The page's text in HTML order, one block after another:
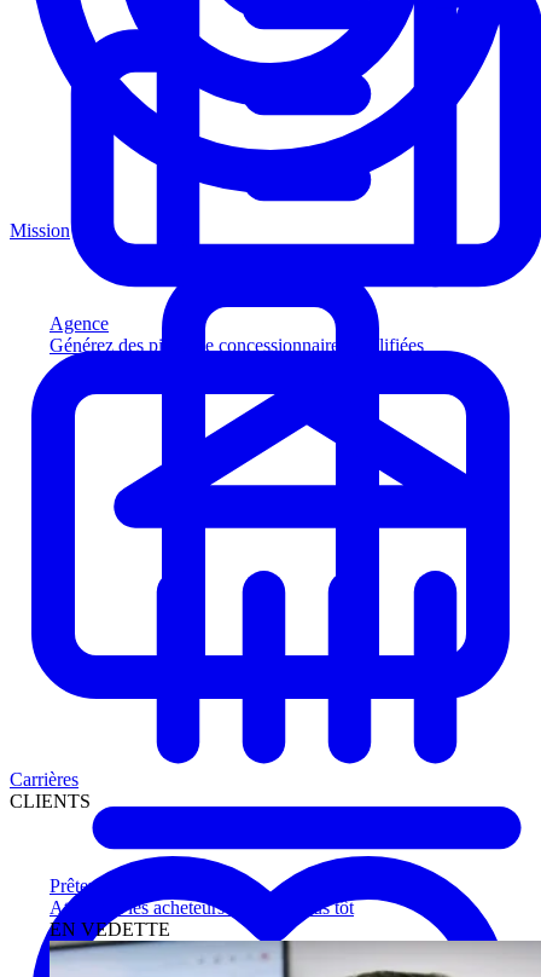
Agence
Générez des pistes de concessionnaires qualifiées
Prêteurs
Atteignez les acheteurs qualifiés plus tôt
EN VEDETTE
Mission
Carrières
CLIENTS